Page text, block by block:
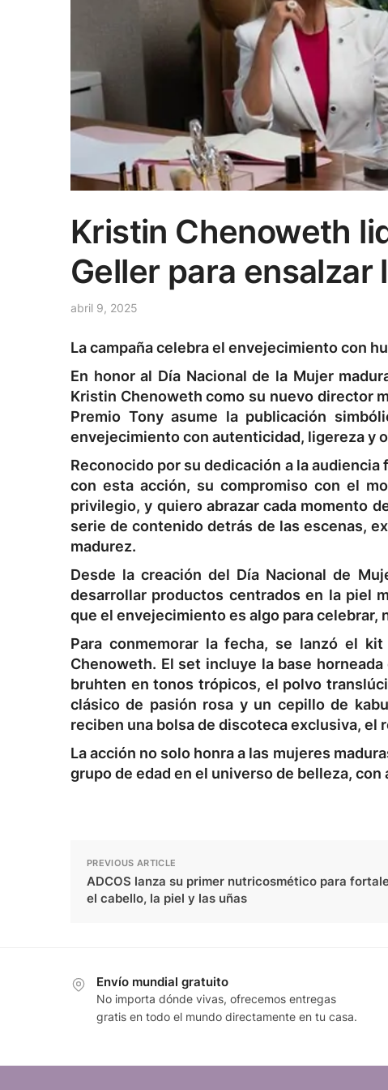
Kristin Chenoweth
Geller para ensalzar
abril 9, 2025
La campaña celebra el envejecimiento con
En honor al Día Nacional de la Mujer
Kristin Chenoweth como su nuevo director
Premio Tony asume la publicación
envejecimiento con autenticidad, ligereza y
Reconocido por su dedicación a la
con esta acción, su compromiso con el
privilegio, y quiero abrazar cada momento
serie de contenido detrás de las escenas,
madurez.
Desde la creación del Día Nacional de
desarrollar productos centrados en la piel
que el envejecimiento es algo para celebrar,
Para conmemorar la fecha, se lanzó el
Chenoweth. El set incluye la base
bruhten en tonos trópicos, el polvo
clásico de pasión rosa y un cepillo de
reciben una bolsa de discoteca exclusiva, el
La acción no solo honra a las mujeres
grupo de edad en el universo de belleza,
PREVIOUS ARTICLE
ADCOS lanza su primer nutricosmético para
el cabello, la piel y las uñas
Envío mundial gratuito
No importa dónde vivas, ofrecemos entregas
gratis en todo el mundo directamente en tu casa.